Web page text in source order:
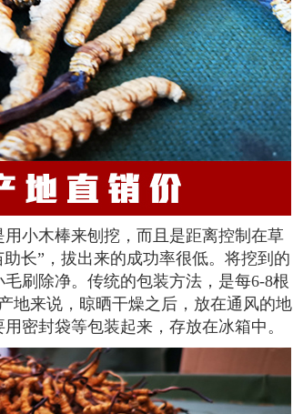
小木棒来刨挖，而且是距离控制在草
长”，拔出来的成功率很低。将挖到的
刷除净。传统的包装方法，是每6-8根
地来说，晾晒干燥之后，放在通风的地
密封袋等包装起来，存放在冰箱中。